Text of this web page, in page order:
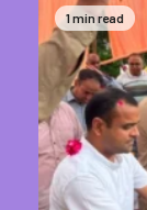
1 min read